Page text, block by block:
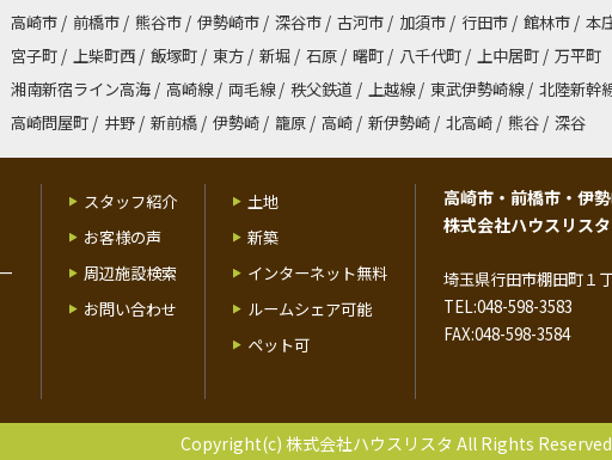
高崎市 / 前橋市 / 熊谷市 / 伊勢崎市 / 深谷市 / 古河市 / 加須市 / 行田市 / 館林市 / 本
宮子町 / 上柴町西 / 飯塚町 / 東方 / 新堀 / 石原 / 曙町 / 八千代町 / 上中居町 / 万平町
湘南新宿ライン高海 / 高崎線 / 両毛線 / 秩父鉄道 / 上越線 / 東武伊勢崎線 / 北陸新幹
高崎問屋町 / 井野 / 新前橋 / 伊勢崎 / 籠原 / 高崎 / 新伊勢崎 / 北高崎 / 熊谷 / 深谷
スタッフ紹介
お客様の声
周辺施設検索
お問い合わせ
土地
新築
インターネット無料
ルームシェア可能
ペット可
高崎市・前橋市・伊
株式会社ハウスリスタ
埼玉県行田市棚田町１
TEL:048-598-3583
FAX:048-598-3584
Copyright(c) 株式会社ハウスリスタ All Rights